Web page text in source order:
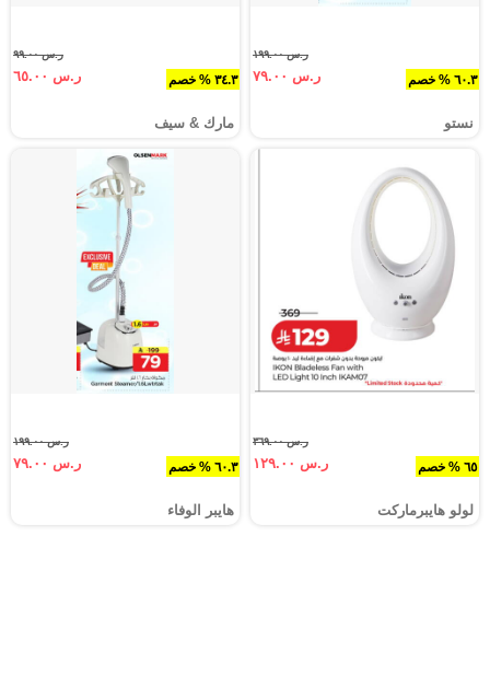
٦٠.٣ % خصم
ر.س ١٩٩.٠٠
ر.س ٧٩.٠٠
نستو
٣٤.٣ % خصم
ر.س ٩٩.٠٠
ر.س ٦٥.٠٠
مارك & سيف
٦٥ % خصم
ر.س ٣٦٩.٠٠
ر.س ١٢٩.٠٠
لولو هايبرماركت
٦٠.٣ % خصم
ر.س ١٩٩.٠٠
ر.س ٧٩.٠٠
هايبر الوفاء